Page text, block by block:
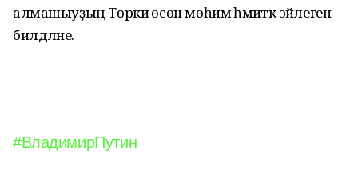
алмашыуҙың Төркиә өсөн мөһим әһәмиәткә эйәлеген
билдәләне.
#ВладимирПутин